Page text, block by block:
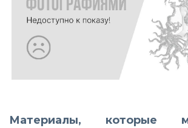
Материалы, которые